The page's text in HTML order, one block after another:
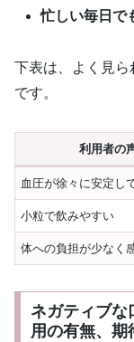
忙しい毎日で
下表は、よく見
です。
利用者の
血圧が徐々に安定し
小粒で飲みやすい
体への負担が少なく
ネガティブな
用の有無、期